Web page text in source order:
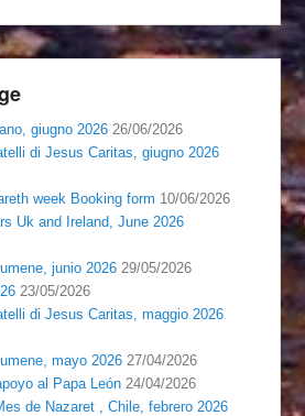
giugno 2026 26/06/2026
di Jesus Caritas, giugno 2026
week Booking form 10/06/2026
Uk and Ireland, June 2026
junio 2026 29/05/2026
23/05/2026
di Jesus Caritas, maggio 2026
mayo 2026 27/04/2026
al Papa León 24/04/2026
de Nazaret , Chile, febrero 2026